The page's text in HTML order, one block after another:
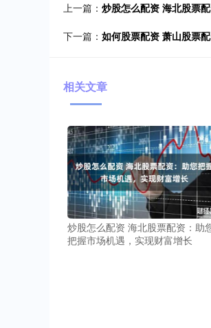
上一篇： 炒股怎么配资 海北股票
下一篇： 如何股票配资 萧山股票
相关文章
炒股怎么配资 海北股票配资：助
把握市场机遇，实现财富增长